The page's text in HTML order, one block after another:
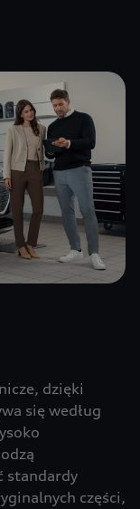
dzięki
się według
standardy
części,